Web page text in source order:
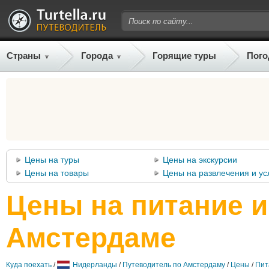
Страны Города Горящие туры
Цены на туры
Цены на экскурсии
Цены на товары
Цены на развлечения и
Цены на питание
Амстердаме
Куда поехать / Нидерланды / Путеводитель по Амстердаму / Цены /